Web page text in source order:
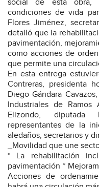
social de esta obra,
condiciones de vida
Flores Jiménez,
detalló que la
pavimentación,
como acciones de
que permite una
En esta entrega
Contreras, presidenta
Diego Gándara
Industriales de Ramos
Elizondo,
representantes de la
aledaños, secretarios y
_Movilidad que une
* La rehabilitación
pavimentación *
Acciones de